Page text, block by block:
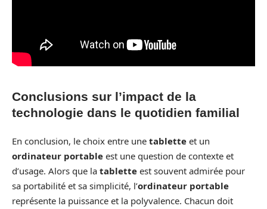
Conclusions sur l’impact de la
technologie dans le quotidien familial
En conclusion, le choix entre une tablette et un
ordinateur portable est une question de contexte et
d’usage. Alors que la tablette est souvent admirée pour
sa portabilité et sa simplicité, l’ordinateur portable
représente la puissance et la polyvalence. Chacun doit